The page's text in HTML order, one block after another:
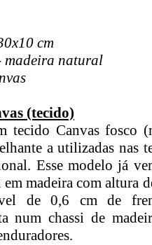
cm
natural
(tecido)
tecido Canvas fosco
a utilizadas nas
Esse modelo já
madeira com altura
de 0,6 cm de
num chassi de